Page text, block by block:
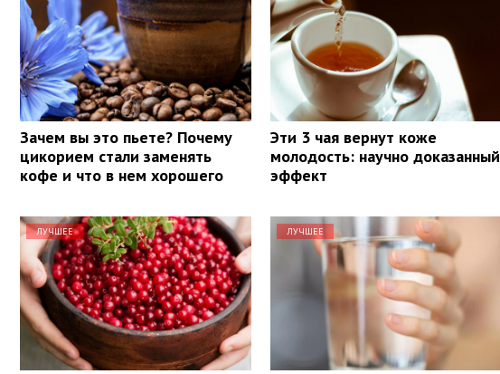
Зачем вы это пьете? Почему
цикорием стали заменять
кофе и что в нем хорошего
Эти 3 чая вернут коже
молодость: научно доказанный
эффект
ЛУЧШЕЕ ЛУЧШЕЕ